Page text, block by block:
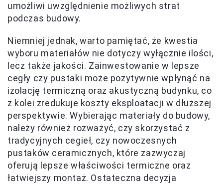
umożliwi uwzględnienie możliwych strat
podczas budowy.
Niemniej jednak, warto pamiętać, że kwestia
wyboru materiałów nie dotyczy wyłącznie ilości,
lecz także jakości. Zainwestowanie w lepsze
cegły czy pustaki może pozytywnie wpłynąć na
izolację termiczną oraz akustyczną budynku, co
z kolei zredukuje koszty eksploatacji w dłuższej
perspektywie. Wybierając materiały do budowy,
należy również rozważyć, czy skorzystać z
tradycyjnych cegieł, czy nowoczesnych
pustaków ceramicznych, które zazwyczaj
oferują lepsze właściwości termiczne oraz
łatwiejszy montaż. Ostateczna decyzja